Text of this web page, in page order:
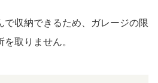
で収納できるため、ガレージの限
取りません。